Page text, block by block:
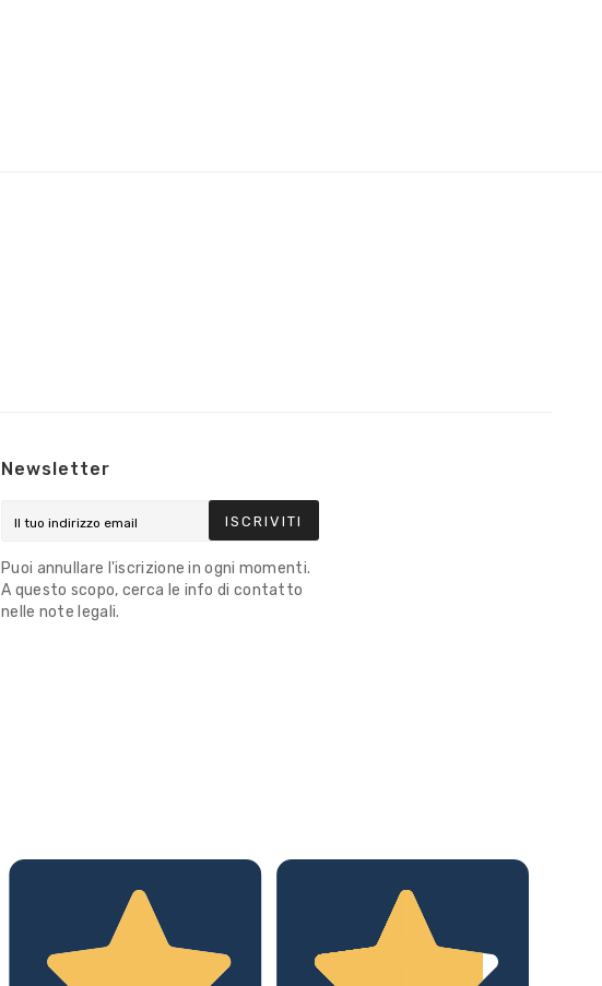
Newsletter
ISCRIVITI
Puoi annullare l'iscrizione in ogni momenti.
A questo scopo, cerca le info di contatto
nelle note legali.